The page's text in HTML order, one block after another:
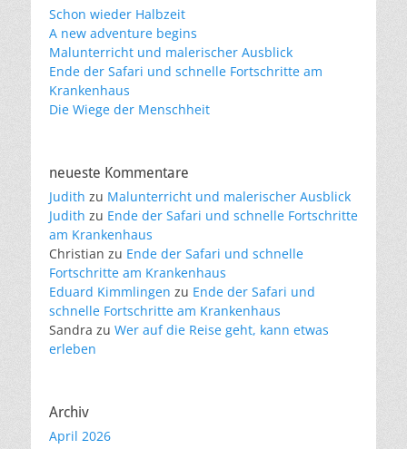
Schon wieder Halbzeit
A new adventure begins
Malunterricht und malerischer Ausblick
Ende der Safari und schnelle Fortschritte am
Krankenhaus
Die Wiege der Menschheit
neueste Kommentare
Judith zu Malunterricht und malerischer Ausblick
Judith zu Ende der Safari und schnelle Fortschritte
am Krankenhaus
Christian zu Ende der Safari und schnelle
Fortschritte am Krankenhaus
Eduard Kimmlingen zu Ende der Safari und
schnelle Fortschritte am Krankenhaus
Sandra zu Wer auf die Reise geht, kann etwas
erleben
Archiv
April 2026